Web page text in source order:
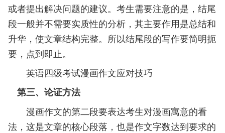
或者提出解决问题的建议。考生需要注意的是，结尾
段一般并不需要实质性的分析，其主要作用是总结和
升华，使文章结构完整。所以结尾段的写作要简明扼
要，点到即止。
英语四级考试漫画作文应对技巧
第三、论证方法
漫画作文的第二段要表达考生对漫画寓意的看
法，这是文章的核心段落，也是作文字数达到要求的